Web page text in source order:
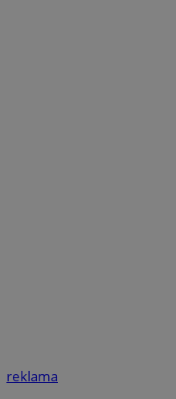
reklama